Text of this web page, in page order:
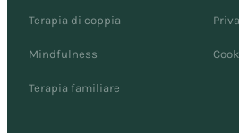
Terapia di coppia
Mindfulness
Terapia familiare